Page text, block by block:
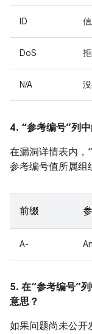
ID
DoS
N/A
4. “参考编号”列
在漏洞详情表内，
参考编号值所属组
前缀
A-
5. 在“参考编号”
意思？
如果问题尚未公开